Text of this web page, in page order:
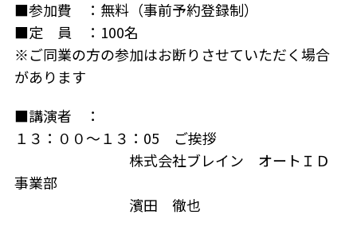
■参加費 ：無料（事前予約登録制）
■定 員 ：100名
※ご同業の方の参加はお断りさせていただく場合
があります
■講演者 ：
１３：００～１３：05 ご挨拶
株式会社ブレイン オートＩＤ
事業部
濱田 徹也